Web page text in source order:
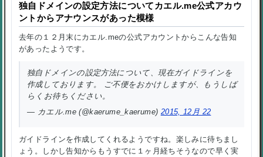
独自ドメインの設定方法についてカエル.me公式アカウ
ントからアナウンスがあった模様
去年の１２月末にカエル.meの公式アカウントからこんな告知
があったようです。
独自ドメインの設定方法について、現在ガイドラインを
作成しております。 ご不便をおかけしますが、もうしば
らくお待ちください。
— カエル.me (@kaerume_kaerume) 2015, 12月 22
ガイドラインを作成してくれるようですね。楽しみに待ちまし
ょう。しかし告知からもうすでに１ヶ月経ちそうなので早く実